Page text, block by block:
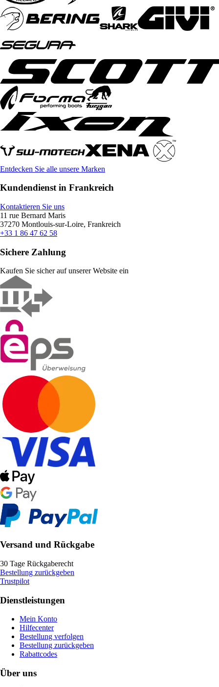
Entdecken Sie alle unsere Marken
Kundendienst in Frankreich
Kontaktieren Sie uns
11 rue Bernard Maris
37270 Montlouis-sur-Loire, Frankreich
+33 1 86 47 62 58
Sichere Zahlung
Kaufen Sie sicher auf unserer Website ein
Versand und Rückgabe
30 Tage Rückgaberecht
Bestellung zurückgeben
Trustpilot
Dienstleistungen
Mein Konto
Hilfecenter
Bestellung verfolgen
Bestellung zurückgeben
Rabattcodes
Über uns